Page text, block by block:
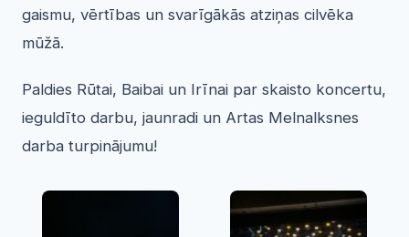
gaismu, vērtības un svarīgākās atziņas cilvēka
mūžā.
Paldies Rūtai, Baibai un Irīnai par skaisto koncertu,
ieguldīto darbu, jaunradi un Artas Melnalksnes
darba turpinājumu!